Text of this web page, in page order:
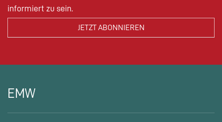
informiert zu sein.
EMW